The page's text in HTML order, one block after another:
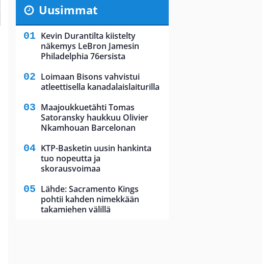
Uusimmat
Kevin Durantilta kiistelty
näkemys LeBron Jamesin
Philadelphia 76ersista
Loimaan Bisons vahvistui
atleettisella kanadalaislaiturilla
Maajoukkuetähti Tomas
Satoransky haukkuu Olivier
Nkamhouan Barcelonan
KTP-Basketin uusin hankinta
tuo nopeutta ja
skorausvoimaa
Lähde: Sacramento Kings
pohtii kahden nimekkään
takamiehen välillä